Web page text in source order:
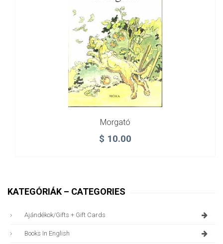
Morgató
$ 10.00
KATEGÓRIÁK – CATEGORIES
Ajándékok/gifts + Gift Cards
Books In English